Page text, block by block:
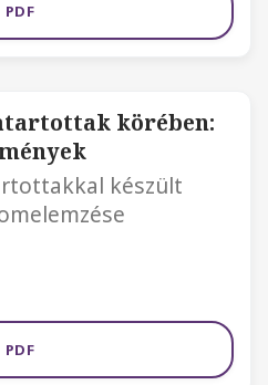
PDF
körében:
készült
PDF